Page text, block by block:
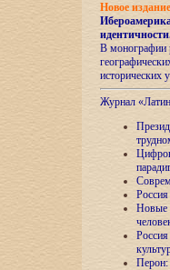
Новое
идентичности
В монографии
исторических
Журнал
Новые
Перон: